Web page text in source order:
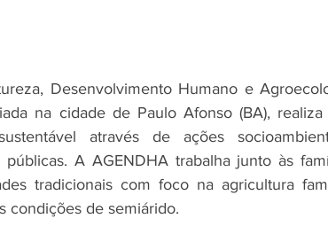
Desenvolvimento Humano e
na cidade de Paulo Afonso (BA), realiza
através de ações
A AGENDHA trabalha junto às
tradicionais com foco na agricultura
condições de semiárido.